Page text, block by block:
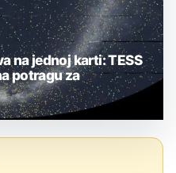
na jednoj karti: TESS
potragu za